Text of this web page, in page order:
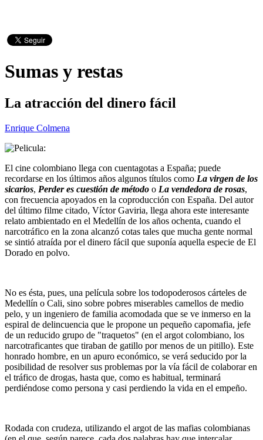
Sumas y restas
La atracción del dinero fácil
Enrique Colmena
El cine colombiano llega con cuentagotas a España; puede
recordarse en los últimos años algunos títulos como La virgen de los
sicarios, Perder es cuestión de método o La vendedora de rosas,
con frecuencia apoyados en la coproducción con España. Del autor
del último filme citado, Víctor Gaviria, llega ahora este interesante
relato ambientado en el Medellín de los años ochenta, cuando el
narcotráfico en la zona alcanzó cotas tales que mucha gente normal
se sintió atraída por el dinero fácil que suponía aquella especie de El
Dorado en polvo.
No es ésta, pues, una película sobre los todopoderosos cárteles de
Medellín o Cali, sino sobre pobres miserables camellos de medio
pelo, y un ingeniero de familia acomodada que se ve inmerso en la
espiral de delincuencia que le propone un pequeño capomafia, jefe
de un reducido grupo de "traquetos" (en el argot colombiano, los
narcotraficantes que tiraban de gatillo por menos de un pitillo). Este
honrado hombre, en un apuro económico, se verá seducido por la
posibilidad de resolver sus problemas por la vía fácil de colaborar en
el tráfico de drogas, hasta que, como es habitual, terminará
perdiéndose como persona y casi perdiendo la vida en el empeño.
Rodada con crudeza, utilizando el argot de las mafias colombianas